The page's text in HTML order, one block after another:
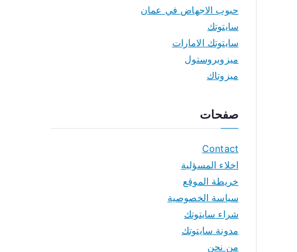
حبوب الاجهاض في عمان
سايتوتك
سايتوتك الامارات
ميزوبروستول
ميزوتاك
صفحات
Contact
اخلاء المسؤلية
خريطة الموقع
سياسة الخصوصية
شراء سايتوتك
مدونة سايتوتك
من نحن